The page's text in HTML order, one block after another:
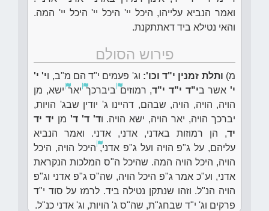
ואמר הנביא עלייהו, היכל יי' היכל יי' היכל יי' המה.
והאי נטילא ביד דאתתקנת.
פירוש הסולם
מ) ותלת זמנין י"ד וכו': וג' פעמים י"ד הם מ"ב, וי' י'
י'אשר בי"ד י"ד י"ד, רמוזיםביברכךיארישא, מן
הויה, הויה, הויה, שבהם, דהיינו ג' יודין שבג' הויות,
יברכך הויה, יאר הויה, ישא הויה. וד' ד' ד' מן יד יד
יד, הן רמוזות באדני, אדני, אדני. ואמר הנביא
עליהם, על ג"פ הויה ועל ג"פ אדני,היכל הויה, היכל
הויה, היכל הויה המה. שהיכל ה"ס המלכות הנקראת
אדני, וע"כ אמר ג"פ היכל הויה, שה"ס ג"פ אדני וג"פ
הויה הנ"ל. וזהו שנתקן נטילה ביד. לרמז על סוד י"ד
פרקים וג' י"ד שבחג"ת, שה"ס ג' הויות, וג' אדני כנ"ל.